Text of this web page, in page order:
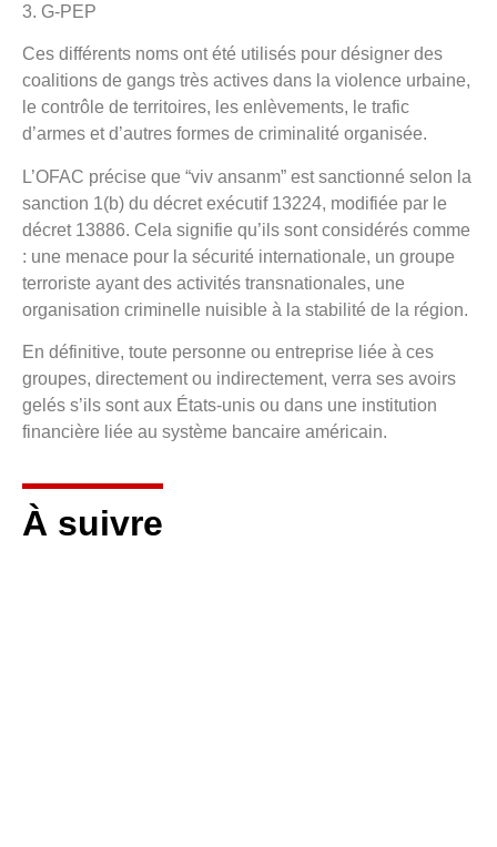
3. G-PEP
Ces différents noms ont été utilisés pour désigner des
coalitions de gangs très actives dans la violence urbaine,
le contrôle de territoires, les enlèvements, le trafic
d’armes et d’autres formes de criminalité organisée.
L’OFAC précise que “viv ansanm” est sanctionné selon la
sanction 1(b) du décret exécutif 13224, modifiée par le
décret 13886. Cela signifie qu’ils sont considérés comme
: une menace pour la sécurité internationale, un groupe
terroriste ayant des activités transnationales, une
organisation criminelle nuisible à la stabilité de la région.
En définitive, toute personne ou entreprise liée à ces
groupes, directement ou indirectement, verra ses avoirs
gelés s’ils sont aux États-unis ou dans une institution
financière liée au système bancaire américain.
À suivre